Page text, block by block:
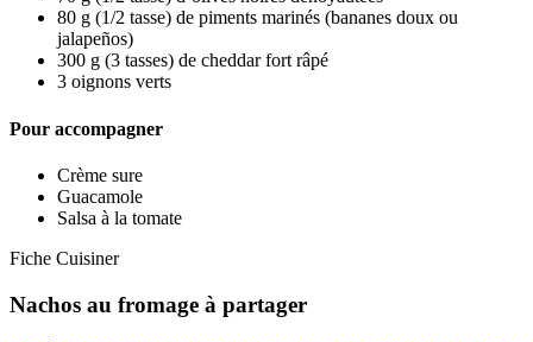
80 g (1/2 tasse) de piments marinés (bananes doux ou
jalapeños)
300 g (3 tasses) de cheddar fort râpé
3 oignons verts
Pour accompagner
Crème sure
Guacamole
Salsa à la tomate
Fiche Cuisiner
Nachos au fromage à partager